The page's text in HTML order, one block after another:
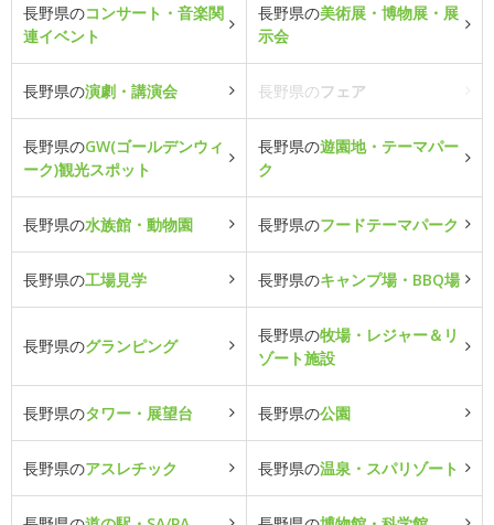
長野県のコンサート・音楽関
連イベント
長野県の美術展・博物展・展
示会
長野県の演劇・講演会 長野県のフェア
長野県のGW(ゴールデンウィ
ーク)観光スポット
長野県の遊園地・テーマパー
ク
長野県の水族館・動物園 長野県のフードテーマパーク
長野県の工場見学 長野県のキャンプ場・BBQ場
長野県のグランピング
長野県の牧場・レジャー＆リ
ゾート施設
長野県のタワー・展望台 長野県の公園
長野県のアスレチック 長野県の温泉・スパリゾート